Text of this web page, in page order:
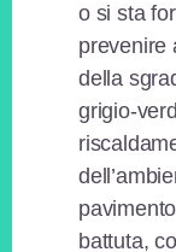
o si sta
prevenire
della
grigio-
battuta,